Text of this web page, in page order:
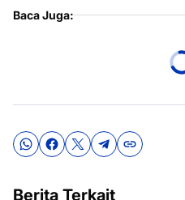
Baca Juga:
Berita Terkait